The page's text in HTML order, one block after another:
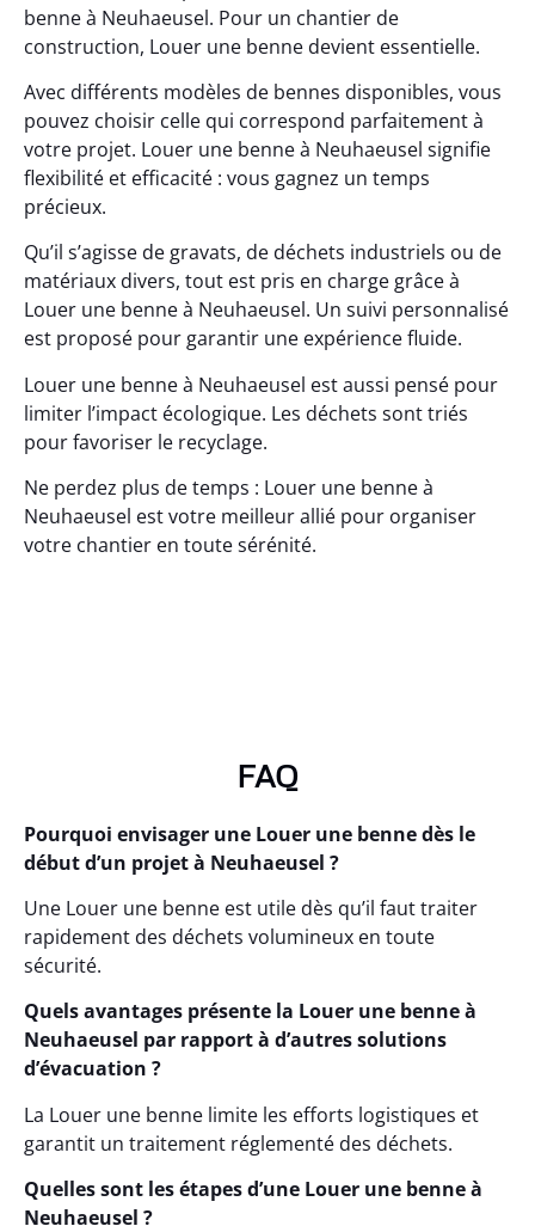
benne à Neuhaeusel. Pour un chantier de
construction, Louer une benne devient essentielle.
Avec différents modèles de bennes disponibles, vous
pouvez choisir celle qui correspond parfaitement à
votre projet. Louer une benne à Neuhaeusel signifie
flexibilité et efficacité : vous gagnez un temps
précieux.
Qu’il s’agisse de gravats, de déchets industriels ou de
matériaux divers, tout est pris en charge grâce à
Louer une benne à Neuhaeusel. Un suivi personnalisé
est proposé pour garantir une expérience fluide.
Louer une benne à Neuhaeusel est aussi pensé pour
limiter l’impact écologique. Les déchets sont triés
pour favoriser le recyclage.
Ne perdez plus de temps : Louer une benne à
Neuhaeusel est votre meilleur allié pour organiser
votre chantier en toute sérénité.
FAQ
Pourquoi envisager une Louer une benne dès le
début d’un projet à Neuhaeusel ?
Une Louer une benne est utile dès qu’il faut traiter
rapidement des déchets volumineux en toute
sécurité.
Quels avantages présente la Louer une benne à
Neuhaeusel par rapport à d’autres solutions
d’évacuation ?
La Louer une benne limite les efforts logistiques et
garantit un traitement réglementé des déchets.
Quelles sont les étapes d’une Louer une benne à
Neuhaeusel ?